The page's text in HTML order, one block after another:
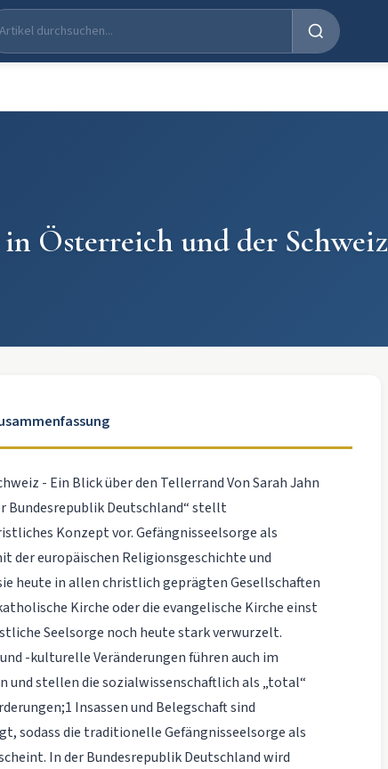
in Österreich und der Schweiz
- Ein Blick über den Tellerrand Von Sarah Jahn
Bundesrepublik Deutschland“ stellt
Konzept vor. Gefängnisseelsorge als
der europäischen Religionsgeschichte und
heute in allen christlich geprägten Gesellschaften
Kirche oder die evangelische Kirche einst
Seelsorge noch heute stark verwurzelt.
-kulturelle Veränderungen führen auch im
und stellen die sozialwissenschaftlich als „total“
Insassen und Belegschaft sind
sodass die traditionelle Gefängnisseelsorge als
In der Bundesrepublik Deutschland wird